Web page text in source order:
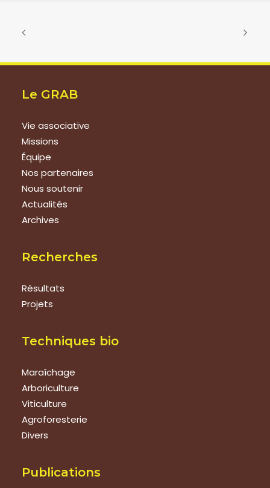
Le GRAB
Vie associative
Missions
Équipe
Nos partenaires
Nous soutenir
Actualités
Archives
Recherches
Résultats
Projets
Techniques bio
Maraîchage
Arboriculture
Viticulture
Agroforesterie
Divers
Publications